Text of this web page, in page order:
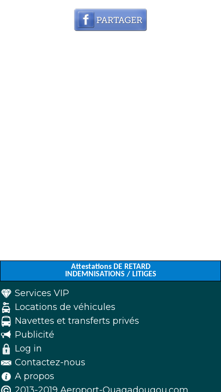
Attestations DE RETARD
INDEMNISATIONS / LITIGES
Services VIP
Locations de véhicules
Navettes et transferts privés
Publicité
Log in
Contactez-nous
A propos